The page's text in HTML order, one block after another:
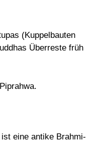
(Kuppelbauten
Überreste früh
eine antike Brahmi-